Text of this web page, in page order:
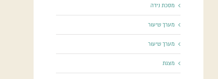
מסכת נידה
מערך שיעור
מערך שיעור
מצגת